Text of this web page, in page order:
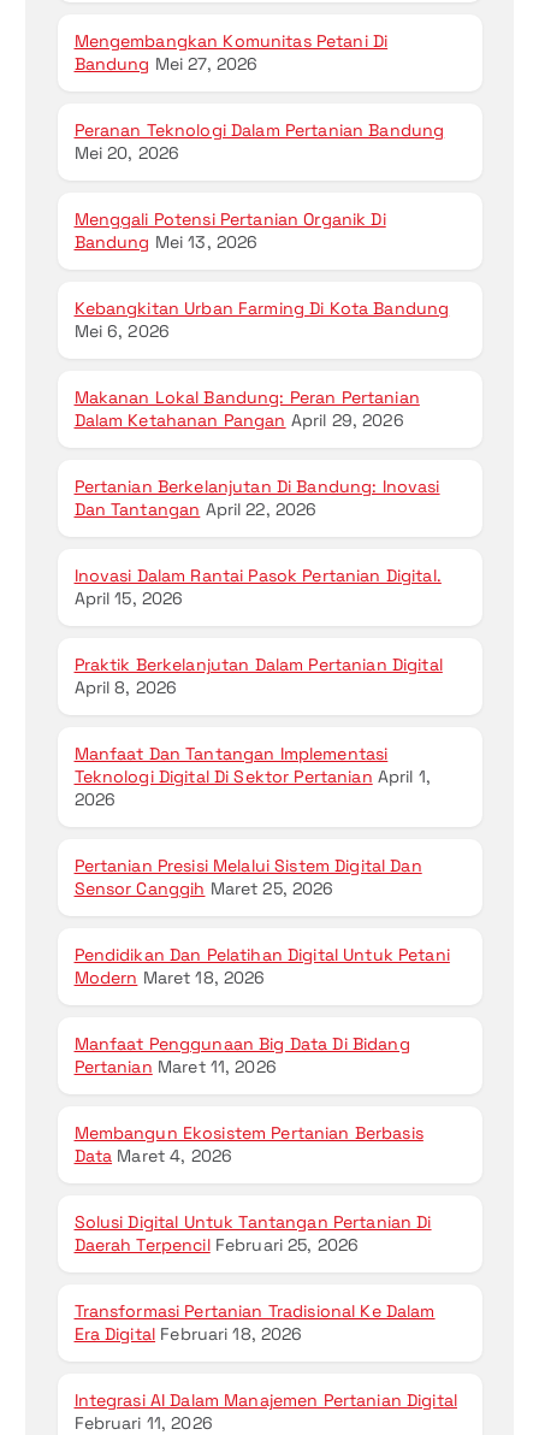
Mengembangkan Komunitas Petani Di
Bandung Mei 27, 2026
Peranan Teknologi Dalam Pertanian Bandung
Mei 20, 2026
Menggali Potensi Pertanian Organik Di
Bandung Mei 13, 2026
Kebangkitan Urban Farming Di Kota Bandung
Mei 6, 2026
Makanan Lokal Bandung: Peran Pertanian
Dalam Ketahanan Pangan April 29, 2026
Pertanian Berkelanjutan Di Bandung: Inovasi
Dan Tantangan April 22, 2026
Inovasi Dalam Rantai Pasok Pertanian Digital.
April 15, 2026
Praktik Berkelanjutan Dalam Pertanian Digital
April 8, 2026
Manfaat Dan Tantangan Implementasi
Teknologi Digital Di Sektor Pertanian April 1,
2026
Pertanian Presisi Melalui Sistem Digital Dan
Sensor Canggih Maret 25, 2026
Pendidikan Dan Pelatihan Digital Untuk Petani
Modern Maret 18, 2026
Manfaat Penggunaan Big Data Di Bidang
Pertanian Maret 11, 2026
Membangun Ekosistem Pertanian Berbasis
Data Maret 4, 2026
Solusi Digital Untuk Tantangan Pertanian Di
Daerah Terpencil Februari 25, 2026
Transformasi Pertanian Tradisional Ke Dalam
Era Digital Februari 18, 2026
Integrasi AI Dalam Manajemen Pertanian Digital
Februari 11, 2026